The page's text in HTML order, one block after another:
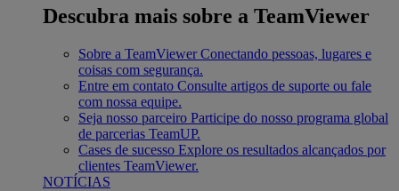
Descubra mais sobre a TeamViewer
Sobre a TeamViewer Conectando pessoas, lugares e
coisas com segurança.
Entre em contato Consulte artigos de suporte ou fale
com nossa equipe.
Seja nosso parceiro Participe do nosso programa global
de parcerias TeamUP.
Cases de sucesso Explore os resultados alcançados por
clientes TeamViewer.
NOTÍCIAS